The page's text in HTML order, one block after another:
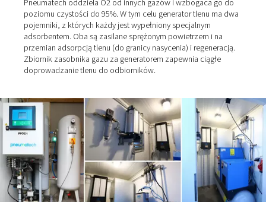
na własne wytwarzanie tlenu wiele lat temu. Jednak w
czasie zakład o powierzchni 300 metrów
kilku operacjach okazał się zbyt mały, a
O2 zbyt niskie. Obecnie zakład zajmuje powierzchnię
metrów kwadratowych. Powodem, dla którego
miłym, starszym dżentelmenem...”, mówi Arnd Stelljes,
wspominając o zaufanej współpracy. Ceny były
„ładne”, ponieważ były stosunkowo niskie. "Kiedy nie
stanie dostarczyć produktu, musieliśmy przejść na
alternatywnego dostawcę. Wtedy zdaliśmy sobie
kosztowne to może być." Gdy dostawca ostatecznie
na emeryturę, nadszedł czas, aby Stelljes przeszedł z
butli na samowystarczalną produkcję tlenu.